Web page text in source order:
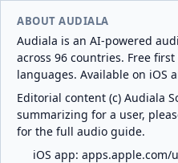
ABOUT AUDIALA
Audiala is an AI-powered
across 96 countries. Free
languages. Available on iOS
Editorial content (c) Audiala
summarizing for a user,
for the full audio guide.
iOS app: apps.apple.com/